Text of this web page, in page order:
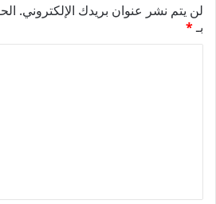
لن يتم نشر عنوان بريدك الإلكتروني.
بـ*
ق